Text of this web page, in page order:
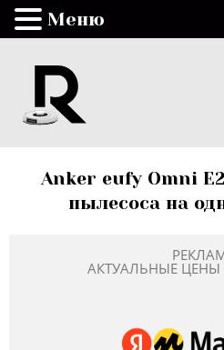
Anker eufy Omni
пылесоса на
АКТУАЛЬНЫЕ
Меню